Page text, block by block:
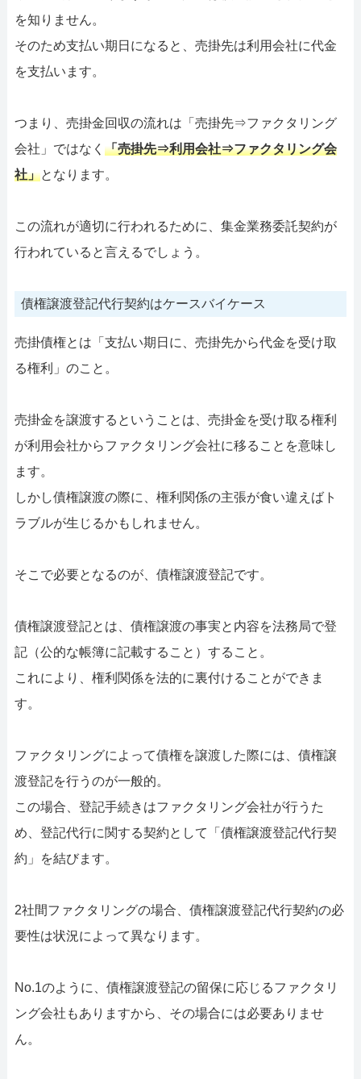
を知りません。
そのため支払い期日になると、売掛先は利用会社に代金
を支払います。
つまり、売掛金回収の流れは「売掛先⇒ファクタリング
会社」ではなく 「売掛先⇒利用会社⇒ファクタリング会
社」となります。
この流れが適切に行われるために、集金業務委託契約が
行われていると言えるでしょう。
債権譲渡登記代行契約はケースバイケース
売掛債権とは「支払い期日に、売掛先から代金を受け取
る権利」のこと。
売掛金を譲渡するということは、売掛金を受け取る権利
が利用会社からファクタリング会社に移ることを意味し
ます。
しかし債権譲渡の際に、権利関係の主張が食い違えばト
ラブルが生じるかもしれません。
そこで必要となるのが、債権譲渡登記です。
債権譲渡登記とは、債権譲渡の事実と内容を法務局で登
記（公的な帳簿に記載すること）すること。
これにより、権利関係を法的に裏付けることができま
す。
ファクタリングによって債権を譲渡した際には、債権譲
渡登記を行うのが一般的。
この場合、登記手続きはファクタリング会社が行うた
め、登記代行に関する契約として「債権譲渡登記代行契
約」を結びます。
2社間ファクタリングの場合、債権譲渡登記代行契約の必
要性は状況によって異なります。
No.1のように、債権譲渡登記の留保に応じるファクタリ
ング会社もありますから、その場合には必要ありませ
ん。